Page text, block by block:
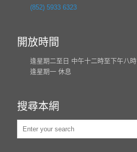
(852) 5933 6323
開放時間
逢星期二至日 中午十二時至下午八時
逢星期一 休息
搜尋本網